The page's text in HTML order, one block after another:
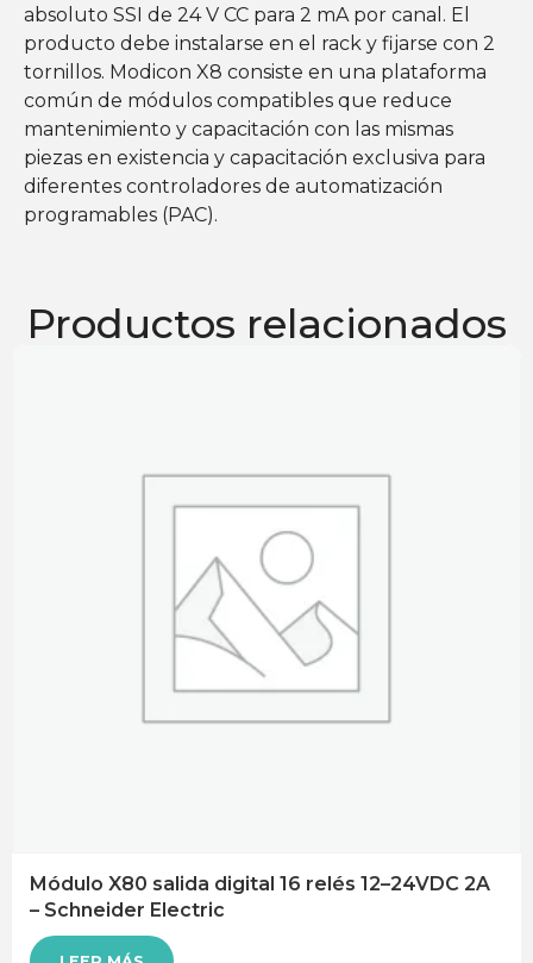
absoluto SSI de 24 V CC para 2 mA por canal. El
producto debe instalarse en el rack y fijarse con 2
tornillos. Modicon X8 consiste en una plataforma
común de módulos compatibles que reduce
mantenimiento y capacitación con las mismas
piezas en existencia y capacitación exclusiva para
diferentes controladores de automatización
programables (PAC).
Productos relacionados
Módulo X80 salida digital 16 relés 12–24VDC 2A
– Schneider Electric